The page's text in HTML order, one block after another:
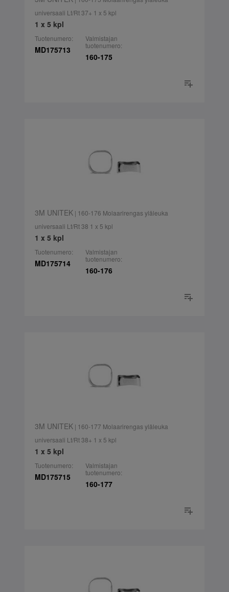
universaali Lt/Rt 37+ 1 x 5 kpl
1 x 5 kpl
Tuotenumero:
MD175713
Valmistajan
tuotenumero:
160-175
3M UNITEK| 160-176 Molaarirengas yläleuka
universaali Lt/Rt 38 1 x 5 kpl
1 x 5 kpl
Tuotenumero:
MD175714
Valmistajan
tuotenumero:
160-176
3M UNITEK| 160-177 Molaarirengas yläleuka
universaali Lt/Rt 38+ 1 x 5 kpl
1 x 5 kpl
Tuotenumero:
MD175715
Valmistajan
tuotenumero:
160-177